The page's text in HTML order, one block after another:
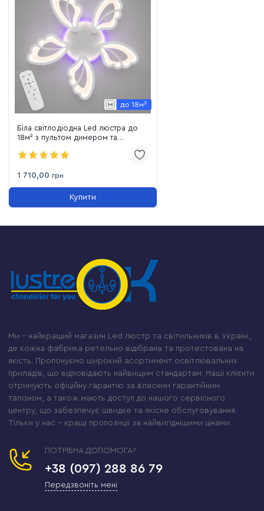
Біла світлодіодна Led люстра до
18м² з пультом димером та
3color)
1 710,00 грн
Купити
Ми – найкращий магазин Led люстр та світильників в Україні,
де кожна фабрика ретельно відібрана та протестована на
якість. Пропонуємо широкий асортимент освітлювальних
приладів, що відповідають найвищим стандартам. Наші клієнти
отримують офіційну гарантію за власним гарантійним
талоном, а також мають доступ до нашого сервісного
центру, що забезпечує швидке та якісне обслуговування.
Тільки у нас – кращі пропозиції за найвигіднішими цінами.
ПОТРІБНА ДОПОМОГА?
+38 (097) 288 86 79
Передзвоніть мені